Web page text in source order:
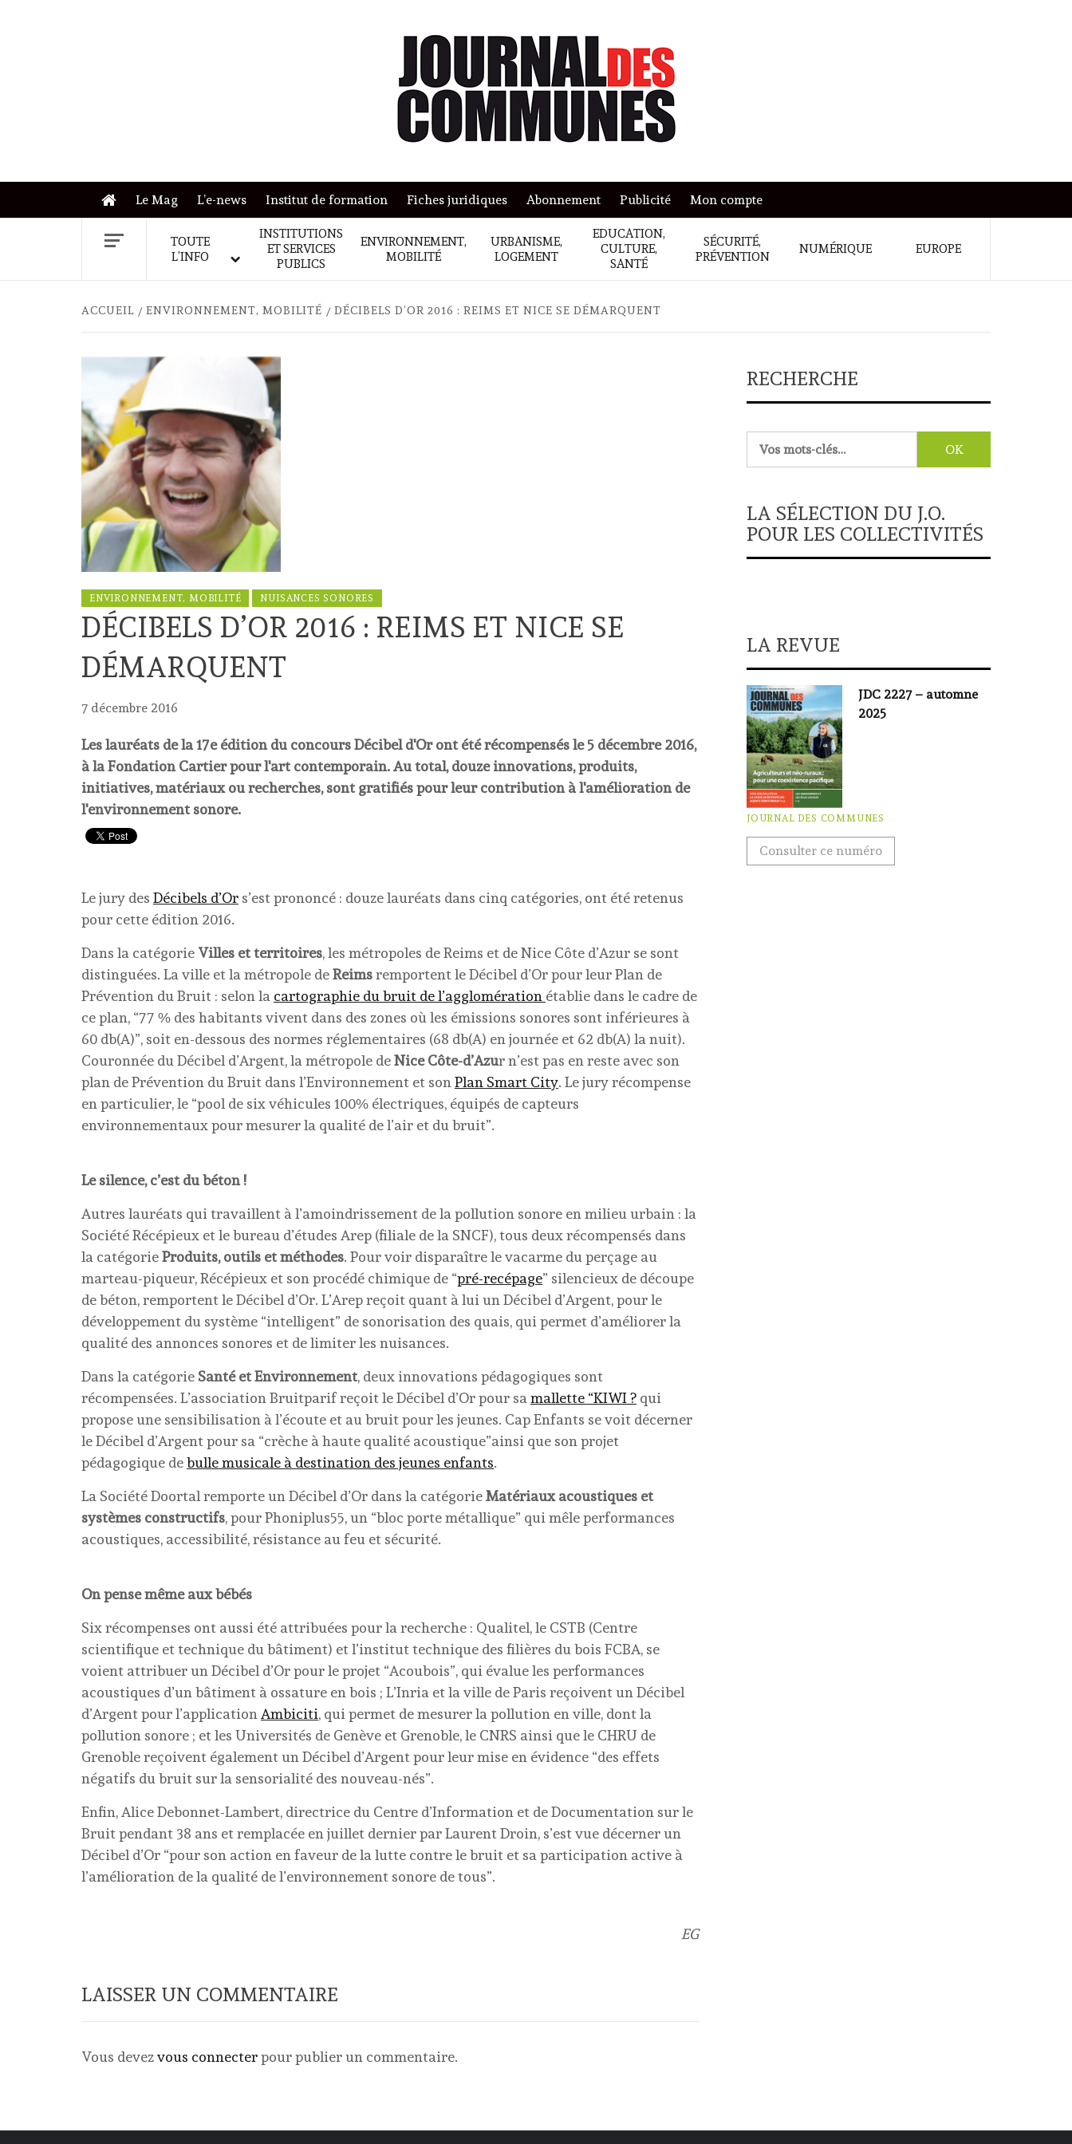
Le Mag L’e-news Institut de formation Fiches juridiques Abonnement Publicité Mon compte
TOUTE
L’INFO
INSTITUTIONS
ET SERVICES
PUBLICS
ENVIRONNEMENT,
MOBILITÉ
URBANISME,
LOGEMENT
EDUCATION,
CULTURE,
SANTÉ
SÉCURITÉ,
PRÉVENTION
NUMÉRIQUE EUROPE
ACCUEIL ENVIRONNEMENT, MOBILITÉ DÉCIBELS D’OR 2016 : REIMS ET NICE SE DÉMARQUENT
ENVIRONNEMENT, MOBILITÉ NUISANCES SONORES
DÉCIBELS D’OR 2016 : REIMS ET NICE SE
DÉMARQUENT
7 décembre 2016
Les lauréats de la 17e édition du concours Décibel d'Or ont été récompensés le 5 décembre 2016,
à la Fondation Cartier pour l'art contemporain. Au total, douze innovations, produits,
initiatives, matériaux ou recherches, sont gratifiés pour leur contribution à l'amélioration de
l'environnement sonore.
Le jury des Décibels d’Or s’est prononcé : douze lauréats dans cinq catégories, ont été retenus
pour cette édition 2016.
Dans la catégorie Villes et territoires, les métropoles de Reims et de Nice Côte d’Azur se sont
distinguées. La ville et la métropole deReimsremportent le Décibel d’Or pour leur Plan de
Prévention du Bruit : selon la cartographie du bruit de l’agglomération établie dans le cadre de
ce plan, “77 % des habitants vivent dans des zones où les émissions sonores sont inférieures à
60 db(A)”, soit en-dessous des normes réglementaires (68 db(A) en journée et 62 db(A) la nuit).
Couronnée du Décibel d’Argent, la métropole deNice Côte-d’Azur n’est pas en reste avec son
plan de Prévention du Bruit dans l’Environnement et son Plan Smart City. Le jury récompense
en particulier, le “pool de six véhicules 100% électriques, équipés de capteurs
environnementaux pour mesurer la qualité de l’air et du bruit”.
Le silence, c’est du béton !
Autres lauréats qui travaillent à l’amoindrissement de la pollution sonore en milieu urbain : la
Société Récépieux et le bureau d’études Arep (filiale de la SNCF), tous deux récompensés dans
la catégorieProduits, outils et méthodes. Pour voir disparaître le vacarme du perçage au
marteau-piqueur, Récépieux et son procédé chimique de “pré-recépage” silencieux de découpe
de béton, remportent le Décibel d’Or. L’Arep reçoit quant à lui un Décibel d’Argent, pour le
développement du système “intelligent” de sonorisation des quais, qui permet d’améliorer la
qualité des annonces sonores et de limiter les nuisances.
Dans la catégorie Santé et Environnement, deux innovations pédagogiques sont
récompensées. L’association Bruitparif reçoit le Décibel d’Or pour sa mallette “KIWI ? qui
propose une sensibilisation à l’écoute et au bruit pour les jeunes. Cap Enfants se voit décerner
le Décibel d’Argent pour sa “crèche à haute qualité acoustique”ainsi que son projet
pédagogique debulle musicale à destination des jeunes enfants.
La Société Doortal remporte un Décibel d’Or dans la catégorieMatériaux acoustiques et
systèmes constructifs, pour Phoniplus55, un “bloc porte métallique” qui mêle performances
acoustiques, accessibilité, résistance au feu et sécurité.
On pense même aux bébés
Six récompenses ont aussi été attribuées pour la recherche : Qualitel, le CSTB (Centre
scientifique et technique du bâtiment) et l’institut technique des filières du bois FCBA, se
voient attribuer un Décibel d’Or pour le projet “Acoubois”, qui évalue les performances
acoustiques d’un bâtiment à ossature en bois ; L’Inria et la ville de Paris reçoivent un Décibel
d’Argent pour l’application Ambiciti, qui permet de mesurer la pollution en ville, dont la
pollution sonore ; et les Universités de Genève et Grenoble, le CNRS ainsi que le CHRU de
Grenoble reçoivent également un Décibel d’Argent pour leur mise en évidence “des effets
négatifs du bruit sur la sensorialité des nouveau-nés”.
Enfin, Alice Debonnet-Lambert, directrice du Centre d’Information et de Documentation sur le
Bruit pendant 38 ans et remplacée en juillet dernier par Laurent Droin, s’est vue décerner un
Décibel d’Or “pour son action en faveur de la lutte contre le bruit et sa participation active à
l’amélioration de la qualité de l’environnement sonore de tous”.
EG
LAISSER UN COMMENTAIRE
Vous devezvous connecterpour publier un commentaire.
RECHERCHE
LA SÉLECTION DU J.O.
POUR LES COLLECTIVITÉS
LA REVUE
JDC 2227 – automne
2025
JOURNAL DES COMMUNES
Consulter ce numéro